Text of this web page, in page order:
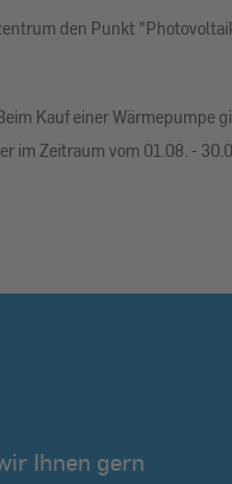
den Punkt
Kauf einer Wärmepumpe
im Zeitraum vom 01.08. -
Ihnen gern